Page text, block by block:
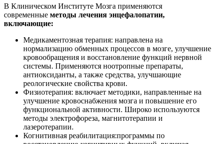
В Клиническом Институте Мозга применяются
современные методы лечения энцефалопатии,
включающие:
Медикаментозная терапия: направлена на
нормализацию обменных процессов в мозге, улучшение
кровообращения и восстановление функций нервной
системы. Применяются ноотропные препараты,
антиоксиданты, а также средства, улучшающие
реологические свойства крови.
Физиотерапия: включает методики, направленные на
улучшение кровоснабжения мозга и повышение его
функциональной активности. Широко используются
методы электрофореза, магнитотерапии и
лазеротерапии.
Когнитивная реабилитация:программы по